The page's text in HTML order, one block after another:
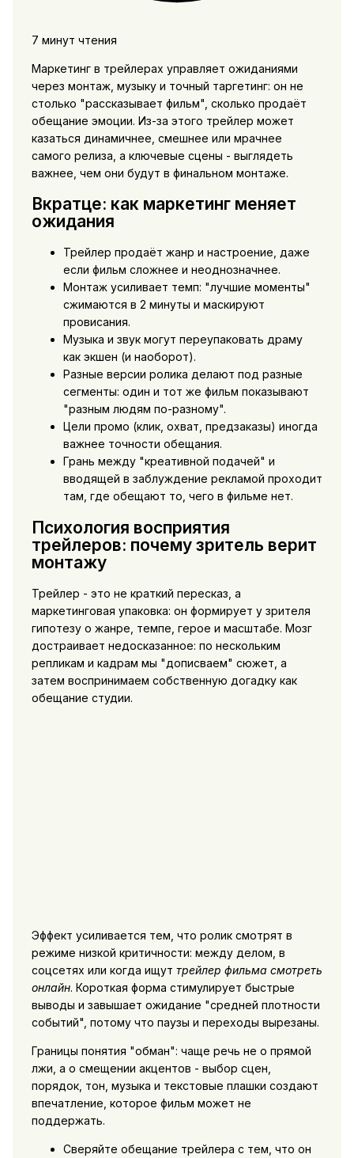
7 минут чтения
Маркетинг в трейлерах управляет ожиданиями
через монтаж, музыку и точный таргетинг: он не
столько "рассказывает фильм", сколько продаёт
обещание эмоции. Из-за этого трейлер может
казаться динамичнее, смешнее или мрачнее
самого релиза, а ключевые сцены - выглядеть
важнее, чем они будут в финальном монтаже.
Вкратце: как маркетинг меняет
ожидания
Трейлер продаёт жанр и настроение, даже
если фильм сложнее и неоднозначнее.
Монтаж усиливает темп: "лучшие моменты"
сжимаются в 2 минуты и маскируют
провисания.
Музыка и звук могут переупаковать драму
как экшен (и наоборот).
Разные версии ролика делают под разные
сегменты: один и тот же фильм показывают
"разным людям по-разному".
Цели промо (клик, охват, предзаказы) иногда
важнее точности обещания.
Грань между "креативной подачей" и
вводящей в заблуждение рекламой проходит
там, где обещают то, чего в фильме нет.
Психология восприятия
трейлеров: почему зритель верит
монтажу
Трейлер - это не краткий пересказ, а
маркетинговая упаковка: он формирует у зрителя
гипотезу о жанре, темпе, герое и масштабе. Мозг
достраивает недосказанное: по нескольким
репликам и кадрам мы "дописваем" сюжет, а
затем воспринимаем собственную догадку как
обещание студии.
Эффект усиливается тем, что ролик смотрят в
режиме низкой критичности: между делом, в
соцсетях или когда ищут трейлер фильма смотреть
онлайн. Короткая форма стимулирует быстрые
выводы и завышает ожидание "средней плотности
событий", потому что паузы и переходы вырезаны.
Границы понятия "обман": чаще речь не о прямой
лжи, а о смещении акцентов - выбор сцен,
порядок, тон, музыка и текстовые плашки создают
впечатление, которое фильм может не
поддержать.
Сверяйте обещание трейлера с тем, что он